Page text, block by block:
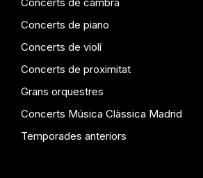
Concerts de cambra
Concerts de piano
Concerts de violí
Concerts de proximitat
Grans orquestres
Concerts Música Clàssica Madrid
Temporades anteriors